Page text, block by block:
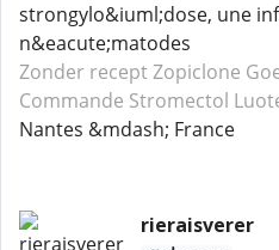
strongylo&iuml;dose, une
n&eacute;matodes
Zonder recept Zopiclone
Commande Stromectol
Nantes &mdash; France
rieraisverer